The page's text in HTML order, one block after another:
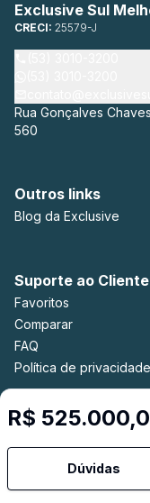
R$
Dúvidas
Exclusive Sul
CRECI: 25579-J
Rua Gonçalves
560
Outros links
Blog da Exclusive
Suporte ao Cliente
Favoritos
Comparar
FAQ
Política de privacidade